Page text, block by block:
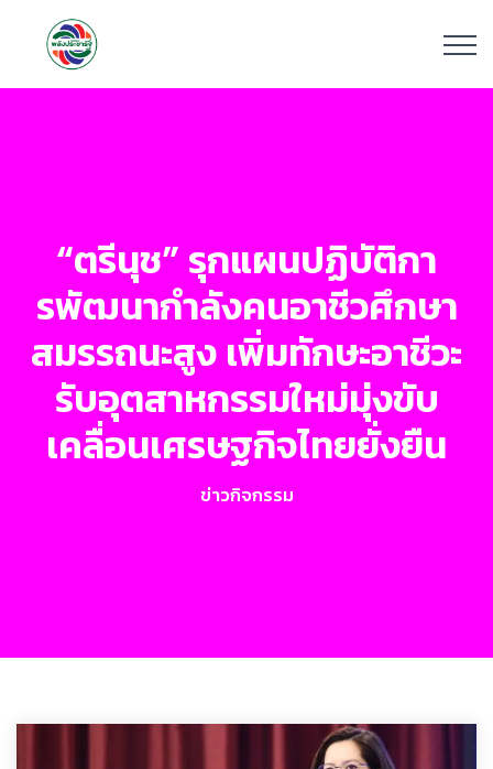
“ตรีนุช” รุกแผนปฏิบัติกา
รพัฒนากําลังคนอาชีวศึกษา
สมรรถนะสูง เพิ่มทักษะอาชีวะ
รับอุตสาหกรรมใหม่มุ่งขับ
เคลื่อนเศรษฐกิจไทยยั่งยืน
ข่าวกิจกรรม